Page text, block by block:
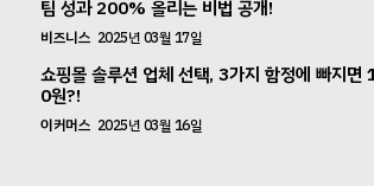
팀 성과 200% 올리는 비법 공개!
비즈니스 2025년 03월 17일
쇼핑몰 솔루션 업체 선택, 3가지 함정에 빠지면
0원?!
이커머스 2025년 03월 16일